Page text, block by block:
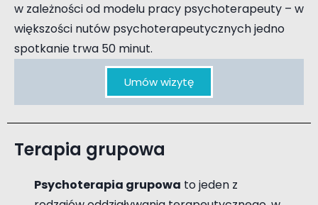
w zależności od modelu pracy psychoterapeuty – w
większości nutów psychoterapeutycznych jedno
spotkanie trwa 50 minut.
Umów wizytę
Terapia grupowa
Psychoterapia grupowa to jeden z